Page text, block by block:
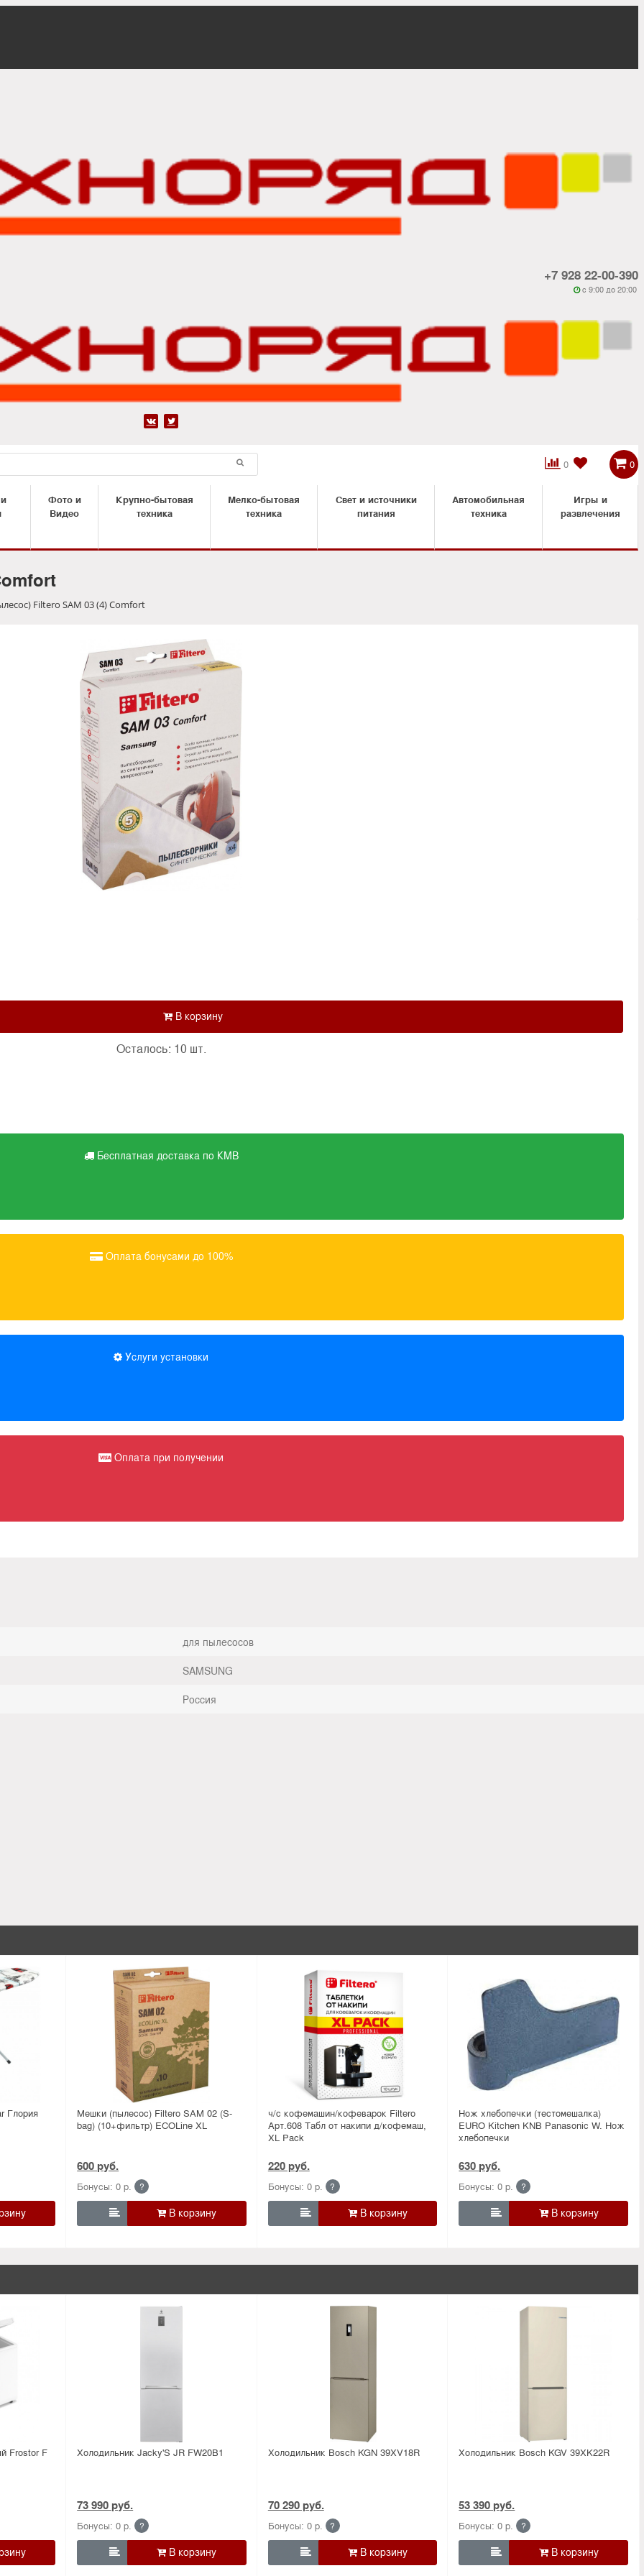
+7 928 22-00-390
 c 9:00 до 20:00
 
0

 0
Фото и
Видео
Крупно-бытовая
техника
Мелко-бытовая
техника
Свет и источники
питания
Автомобильная
техника
Игры и
развлечения
Filtero SAM 03 (4) Comfort
Осталось: 10 шт.
Бесплатная доставка по КМВ
Оплата бонусами до 100%
Услуги установки
Оплата при получении
для пылесосов
SAMSUNG
Россия
Глория
Мешки (пылесос) Filtero SAM 02 (S-
bag) (10+фильтр) ECOLine XL
600 руб.
Бонусы: 0 р. ?

ч/с кофемашин/кофеварок Filtero
Арт.608 Табл от накипи д/кофемаш,
XL Pack
220 руб.
Бонусы: 0 р. ?

Нож хлебопечки (тестомешалка)
EURO Kitchen KNB Panasonic W. Нож
хлебопечки
630 руб.
Бонусы: 0 р. ?

Frostor F
Холодильник Jacky'S JR FW20B1
73 990 руб.
Бонусы: 0 р. ?

Холодильник Bosсh KGN 39XV18R
70 290 руб.
Бонусы: 0 р. ?

Холодильник Bosсh KGV 39XK22R
53 390 руб.
Бонусы: 0 р. ?
